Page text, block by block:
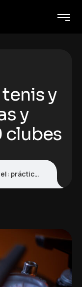
y
y
clubes
de 450 clubes